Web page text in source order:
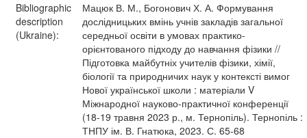
Bibliographic
description
(Ukraine):
Мацюк В. М., Богонович Х. А. Формування
дослідницьких вмінь учнів закладів загальної
середньої освіти в умовах практико-
орієнтованого підходу до навчання фізики //
Підготовка майбутніх учителів фізики, хімії,
біології та природничих наук у контексті вимог
Нової української школи : матеріали V
Міжнародної науково-практичної конференції
(18-19 травня 2023 р., м. Тернопіль). Тернопіль :
ТНПУ ім. В. Гнатюка, 2023. С. 65-68